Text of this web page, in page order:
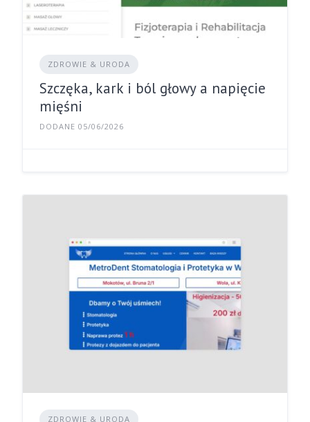
ZDROWIE & URODA
Szczęka, kark i ból głowy a napięcie
mięśni
DODANE 05/06/2026
ZDROWIE & URODA